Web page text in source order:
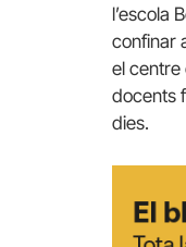
l’escola
confinar
el centre
docents
dies.